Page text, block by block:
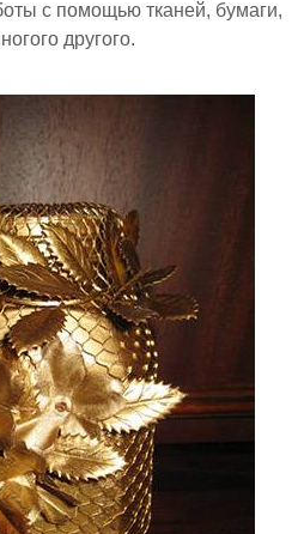
с помощью тканей, бумаги,
другого.